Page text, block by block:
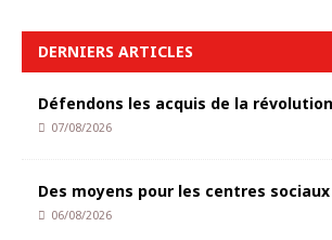
DERNIERS ARTICLES
Défendons les acquis de la
07/08/2026
Des moyens pour les centres
06/08/2026